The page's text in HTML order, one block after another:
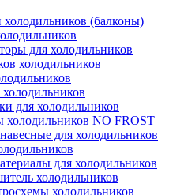
(балконы)
для холодильников
холодильников
для холодильников
холодильников NO FROST
для холодильников
для холодильников
холодильников
холодильников